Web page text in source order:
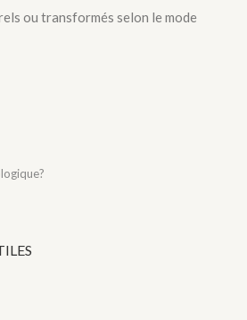
ou transformés selon le mode